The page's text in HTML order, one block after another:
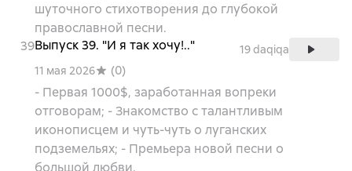
шуточного стихотворения до глубокой
православной песни.
39Выпуск 39. "И я так хочу!.."
19 daqiqa
11 мая 2026
(0)
- Первая 1000$, заработанная вопреки
отговорам; - Знакомство с талантливым
иконописцем и чуть-чуть о луганских
подземельях; - Премьера новой песни о
большой любви.